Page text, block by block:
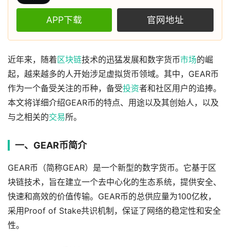
APP下载 官网地址
近年来，随着区块链技术的迅猛发展和数字货币市场的崛
起，越来越多的人开始涉足虚拟货币领域。其中，GEAR币
作为一个备受关注的币种，备受投资者和社区用户的追捧。
本文将详细介绍GEAR币的特点、用途以及其创始人，以及
与之相关的交易所。
一、GEAR币简介
GEAR币（简称GEAR）是一个新型的数字货币。它基于区
块链技术，旨在建立一个去中心化的生态系统，提供安全、
快速和高效的价值传输。GEAR币的总供应量为100亿枚，
采用Proof of Stake共识机制，保证了网络的稳定性和安全
性。